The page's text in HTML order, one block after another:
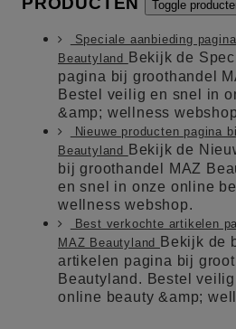
Toggle
Speciale aanbieding
Beautyland
Bekijk de
pagina bij groothandel
Bestel veilig en snel in
&amp; wellness
Nieuwe producten pagina
Beautyland
Bekijk de
bij groothandel MAZ
en snel in onze online
wellness webshop.
Best verkochte artikelen
MAZ Beautyland
Bekijk de
artikelen pagina bij
Beautyland. Bestel
online beauty &amp;